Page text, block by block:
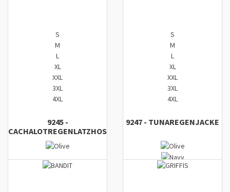
S
M
L
XL
XXL
3XL
4XL
9245-
CACHALOTREGENLATZHOSE
S
M
L
XL
XXL
3XL
4XL
9247 - TUNAREGENJACKE